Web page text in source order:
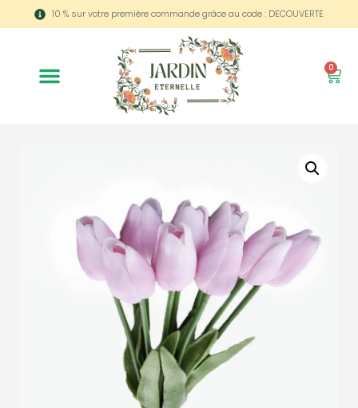
10 % sur votre première commande grâce au code : DECOUVERTE
0